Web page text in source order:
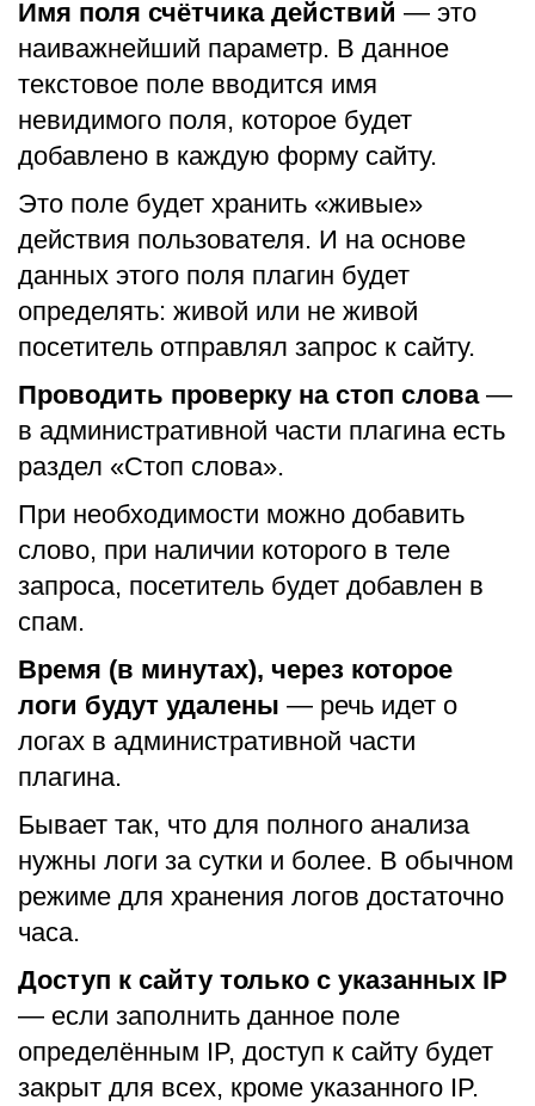
Имя поля счётчика действий — это
наиважнейший параметр. В данное
текстовое поле вводится имя
невидимого поля, которое будет
добавлено в каждую форму сайту.
Это поле будет хранить «живые»
действия пользователя. И на основе
данных этого поля плагин будет
определять: живой или не живой
посетитель отправлял запрос к сайту.
Проводить проверку на стоп слова—
в административной части плагина есть
раздел «Стоп слова».
При необходимости можно добавить
слово, при наличии которого в теле
запроса, посетитель будет добавлен в
спам.
Время (в минутах), через которое
логи будут удалены — речь идет о
логах в административной части
плагина.
Бывает так, что для полного анализа
нужны логи за сутки и более. В обычном
режиме для хранения логов достаточно
часа.
Доступ к сайту только с указанных IP
— если заполнить данное поле
определённым IP, доступ к сайту будет
закрыт для всех, кроме указанного IP.